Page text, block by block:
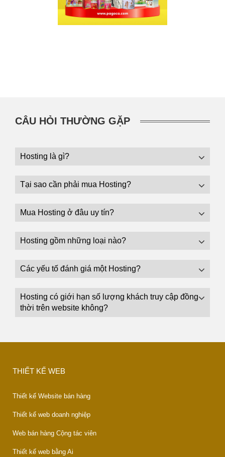
CÂU HỎI THƯỜNG GẶP
Hosting là gì?
Tại sao cần phải mua Hosting?
Mua Hosting ở đâu uy tín?
Hosting gồm những loại nào?
Các yếu tố đánh giá một Hosting?
Hosting có giới hạn số lượng khách truy cập đồng
thời trên website không?
THIẾT KẾ WEB
Thiết kế Website bán hàng
Thiết kế web doanh nghiệp
Web bán hàng Cộng tác viên
Thiết kế web bằng Ai